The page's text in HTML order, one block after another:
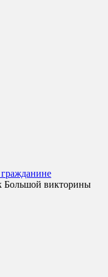
Большой викторины